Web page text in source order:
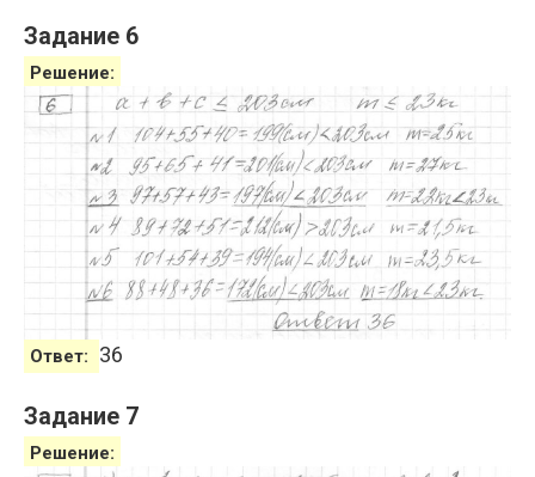
Задание 6
Решение:
Ответ: 36
Задание 7
Решение: